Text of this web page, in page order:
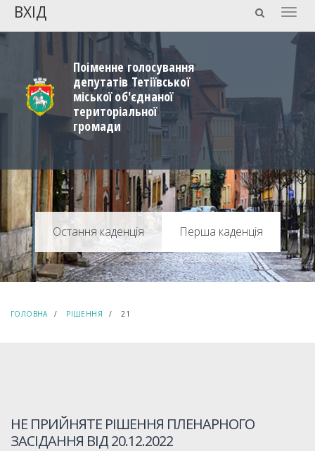
ВХІД
Поіменне голосування
депутатів Тетіївської
міської об'єднаної
територіальної
громади
Перша каденція
ГОЛОВНА РІШЕННЯ 21
НЕ ПРИЙНЯТЕ РІШЕННЯ ПЛЕНАРНОГО
ЗАСІДАННЯ ВІД20.12.2022